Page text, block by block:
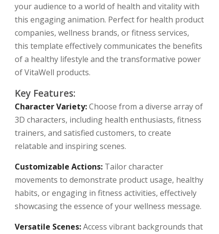
your audience to a world of health and vitality with
this engaging animation. Perfect for health product
companies, wellness brands, or fitness services,
this template effectively communicates the benefits
of a healthy lifestyle and the transformative power
of VitaWell products.
Key Features:
Character Variety:Choose from a diverse array of
3D characters, including health enthusiasts, fitness
trainers, and satisfied customers, to create
relatable and inspiring scenes.
Customizable Actions: Tailor character
movements to demonstrate product usage, healthy
habits, or engaging in fitness activities, effectively
showcasing the essence of your wellness message.
Versatile Scenes:Access vibrant backgrounds that